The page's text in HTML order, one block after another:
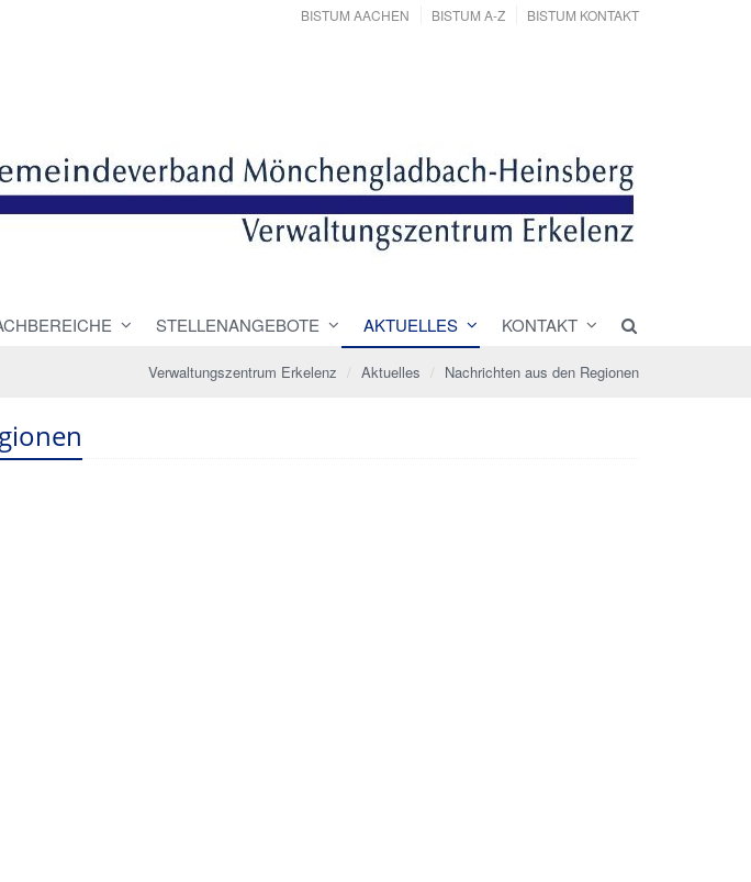
BISTUM AACHEN BISTUM A-Z BISTUM KONTAKT
STELLENANGEBOTE AKTUELLES KONTAKT
Verwaltungszentrum Erkelenz Aktuelles Nachrichten aus den Regionen